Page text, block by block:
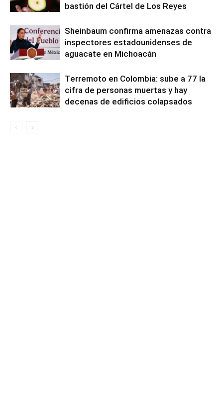
bastión del Cártel de Los Reyes
Sheinbaum confirma amenazas contra
inspectores estadounidenses de
aguacate en Michoacán
Terremoto en Colombia: sube a 77 la
cifra de personas muertas y hay
decenas de edificios colapsados